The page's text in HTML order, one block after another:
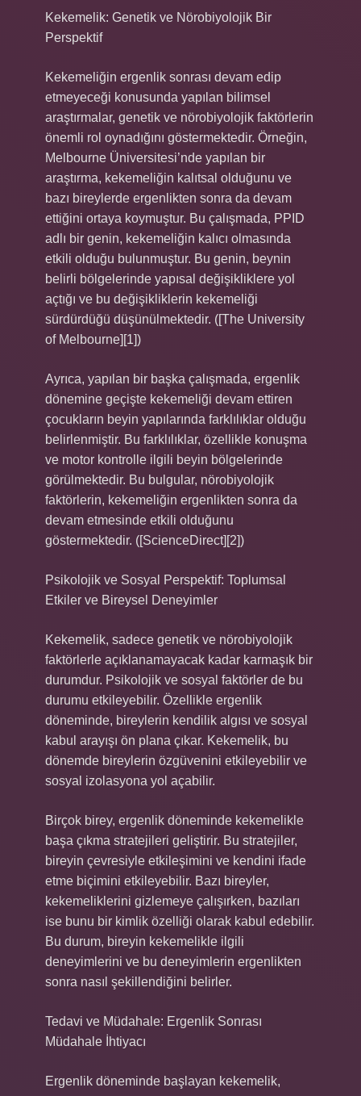
Kekemelik: Genetik ve Nörobiyolojik Bir
Perspektif
Kekemeliğin ergenlik sonrası devam edip
etmeyeceği konusunda yapılan bilimsel
araştırmalar, genetik ve nörobiyolojik faktörlerin
önemli rol oynadığını göstermektedir. Örneğin,
Melbourne Üniversitesi’nde yapılan bir
araştırma, kekemeliğin kalıtsal olduğunu ve
bazı bireylerde ergenlikten sonra da devam
ettiğini ortaya koymuştur. Bu çalışmada, PPID
adlı bir genin, kekemeliğin kalıcı olmasında
etkili olduğu bulunmuştur. Bu genin, beynin
belirli bölgelerinde yapısal değişikliklere yol
açtığı ve bu değişikliklerin kekemeliği
sürdürdüğü düşünülmektedir. ([The University
of Melbourne][1])
Ayrıca, yapılan bir başka çalışmada, ergenlik
dönemine geçişte kekemeliği devam ettiren
çocukların beyin yapılarında farklılıklar olduğu
belirlenmiştir. Bu farklılıklar, özellikle konuşma
ve motor kontrolle ilgili beyin bölgelerinde
görülmektedir. Bu bulgular, nörobiyolojik
faktörlerin, kekemeliğin ergenlikten sonra da
devam etmesinde etkili olduğunu
göstermektedir. ([ScienceDirect][2])
Psikolojik ve Sosyal Perspektif: Toplumsal
Etkiler ve Bireysel Deneyimler
Kekemelik, sadece genetik ve nörobiyolojik
faktörlerle açıklanamayacak kadar karmaşık bir
durumdur. Psikolojik ve sosyal faktörler de bu
durumu etkileyebilir. Özellikle ergenlik
döneminde, bireylerin kendilik algısı ve sosyal
kabul arayışı ön plana çıkar. Kekemelik, bu
dönemde bireylerin özgüvenini etkileyebilir ve
sosyal izolasyona yol açabilir.
Birçok birey, ergenlik döneminde kekemelikle
başa çıkma stratejileri geliştirir. Bu stratejiler,
bireyin çevresiyle etkileşimini ve kendini ifade
etme biçimini etkileyebilir. Bazı bireyler,
kekemeliklerini gizlemeye çalışırken, bazıları
ise bunu bir kimlik özelliği olarak kabul edebilir.
Bu durum, bireyin kekemelikle ilgili
deneyimlerini ve bu deneyimlerin ergenlikten
sonra nasıl şekillendiğini belirler.
Tedavi ve Müdahale: Ergenlik Sonrası
Müdahale İhtiyacı
Ergenlik döneminde başlayan kekemelik,